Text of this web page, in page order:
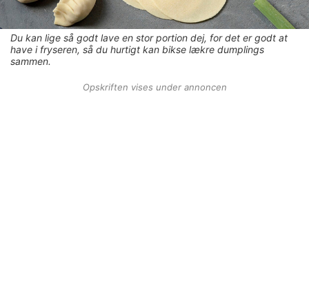
Du kan lige så godt lave en stor portion dej, for det er godt at
have i fryseren, så du hurtigt kan bikse lækre dumplings
sammen.
Opskriften vises under annoncen